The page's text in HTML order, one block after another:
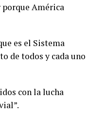
América
es el Sistema
de todos y cada uno
con la lucha